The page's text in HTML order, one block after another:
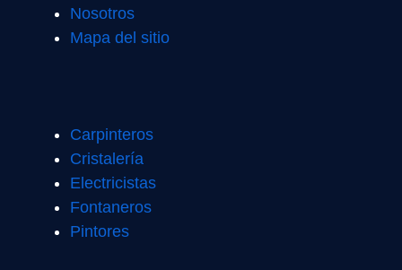
Nosotros
Mapa del sitio
Carpinteros
Cristalería
Electricistas
Fontaneros
Pintores